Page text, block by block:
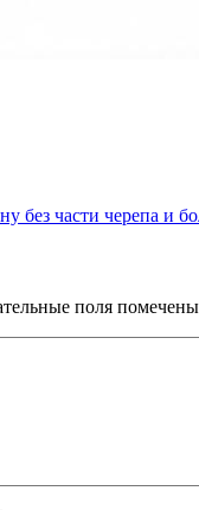
без части черепа и
поля помечены